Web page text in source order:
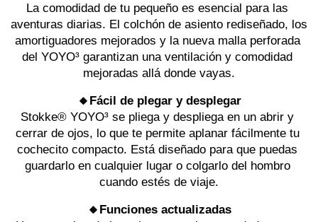
La comodidad de tu pequeño es esencial para las
aventuras diarias. El colchón de asiento rediseñado, los
amortiguadores mejorados y la nueva malla perforada
del YOYO³ garantizan una ventilación y comodidad
mejoradas allá donde vayas.
🔸Fácil de plegar y desplegar
Stokke® YOYO³ se pliega y despliega en un abrir y
cerrar de ojos, lo que te permite aplanar fácilmente tu
cochecito compacto. Está diseñado para que puedas
guardarlo en cualquier lugar o colgarlo del hombro
cuando estés de viaje.
🔸Funciones actualizadas